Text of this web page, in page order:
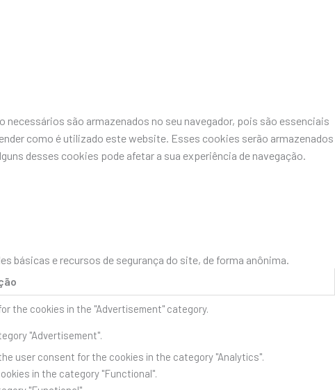
são armazenados no seu navegador, pois são essenciais
como é utilizado este website. Esses cookies serão armazenados
desses cookies pode afetar a sua experiência de navegação.
básicas e recursos de segurança do site, de forma anônima.
the cookies in the "Advertisement" category.
"Advertisement".
user consent for the cookies in the category "Analytics".
in the category "Functional".